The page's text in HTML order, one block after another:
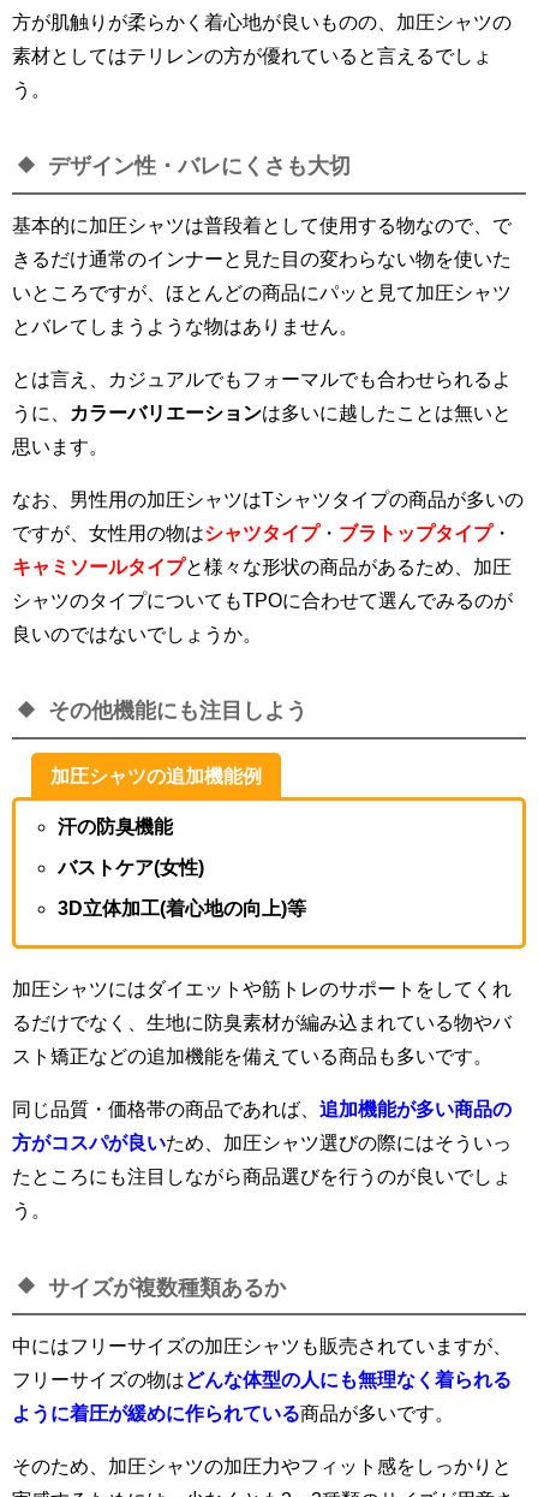
方が肌触りが柔らかく着心地が良いものの、加圧シャツの
素材としてはテリレンの方が優れていると言えるでしょ
う。
デザイン性・バレにくさも大切
基本的に加圧シャツは普段着として使用する物なので、で
きるだけ通常のインナーと見た目の変わらない物を使いた
いところですが、ほとんどの商品にパッと見て加圧シャツ
とバレてしまうような物はありません。
とは言え、カジュアルでもフォーマルでも合わせられるよ
うに、
カラーバリエーションは多いに越したことは無いと
思います。
なお、男性用の加圧シャツはTシャツタイプの商品が多いの
ですが、女性用の物はシャツタイプ・ ブラトップタイプ・
キャミソールタイプと様々な形状の商品があるため、加圧
シャツのタイプについてもTPOに合わせて選んでみるのが
良いのではないでしょうか。
その他機能にも注目しよう
加圧シャツの追加機能例
汗の防臭機能
バストケア(女性)
3D立体加工(着心地の向上)等
加圧シャツにはダイエットや筋トレのサポートをしてくれ
るだけでなく、生地に防臭素材が編み込まれている物やバ
スト矯正などの追加機能を備えている商品も多いです。
同じ品質・価格帯の商品であれば、 追加機能が多い商品の
方がコスパが良いため、加圧シャツ選びの際にはそういっ
たところにも注目しながら商品選びを行うのが良いでしょ
う。
サイズが複数種類あるか
中にはフリーサイズの加圧シャツも販売されていますが、
フリーサイズの物はどんな体型の人にも無理なく着られる
ように着圧が緩めに作られている商品が多いです。
そのため、加圧シャツの加圧力やフィット感をしっかりと